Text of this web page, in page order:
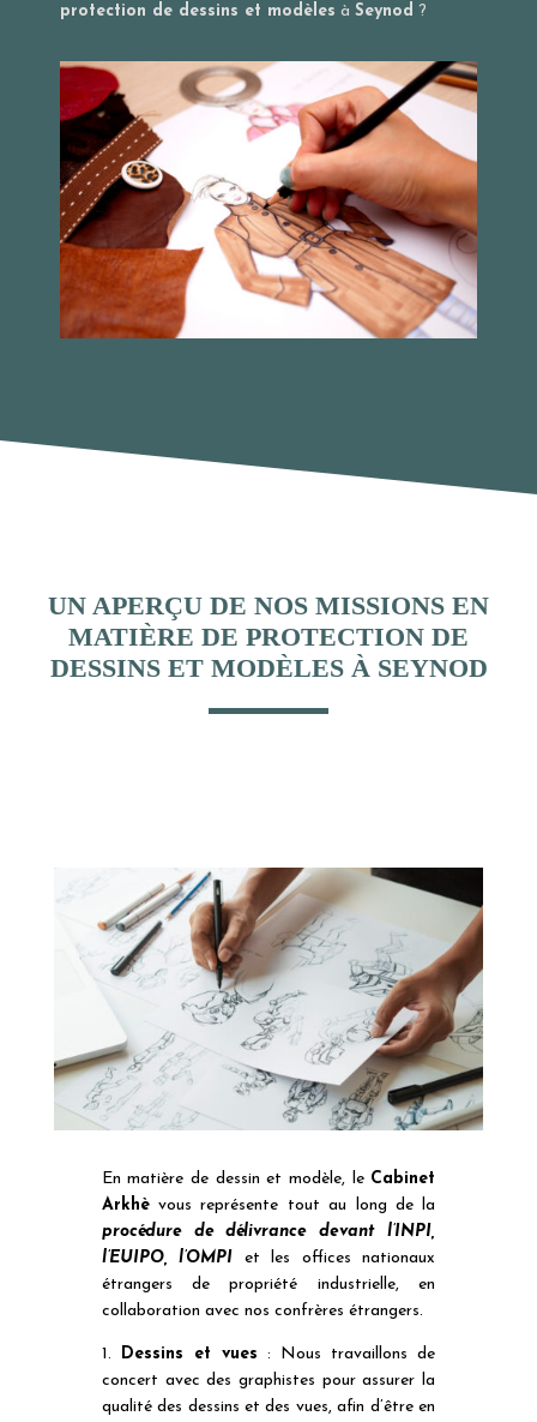
protection de dessins et modèles à Seynod ?
UN APERÇU DE NOS MISSIONS EN
MATIÈRE DE PROTECTION DE
DESSINS ET MODÈLES À SEYNOD
En matière de dessin et modèle, le Cabinet
Arkhèvous représente tout au long de la
procédure de délivrance devant l’INPI,
l’EUIPO, l’OMPI et les offices nationaux
étrangers de propriété industrielle, en
collaboration avec nos confrères étrangers.
1. Dessins et vues : Nous travaillons de
concert avec des graphistes pour assurer la
qualité des dessins et des vues, afin d’être en